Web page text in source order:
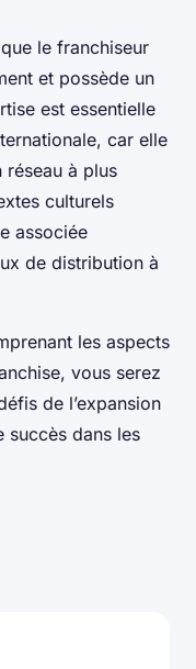
le franchiseur
et possède un
est essentielle
car elle
à plus
culturels
associée
de distribution à
les aspects
vous serez
de l’expansion
succès dans les